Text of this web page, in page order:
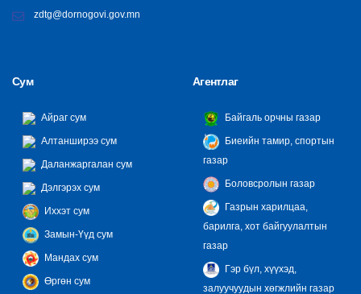
zdtg@dornogovi.gov.mn
Сум
Айраг сум
Алтанширээ сум
Даланжаргалан сум
Дэлгэрэх сум
Иххэт сум
Замын-Үүд сум
Мандах сум
Өргөн сум
Агентлаг
Байгаль орчны газар
Биеийн тамир, спортын
газар
Боловсролын газар
Газрын харилцаа,
барилга, хот байгуулалтын
газар
Гэр бүл, хүүхэд,
залуучуудын хөгжлийн газар